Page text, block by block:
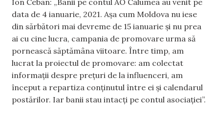
Ion Ceban: „Banii pe contul AO Calumea au venit pe
data de 4 ianuarie, 2021. Așa cum Moldova nu iese
din sărbători mai devreme de 15 ianuarie și nu prea
ai cu cine lucra, campania de promovare urma să
pornească săptămâna viitoare. Între timp, am
lucrat la proiectul de promovare: am colectat
informații despre prețuri de la influenceri, am
început a repartiza conținutul între ei și calendarul
postărilor. Iar banii stau intacți pe contul asociației”.